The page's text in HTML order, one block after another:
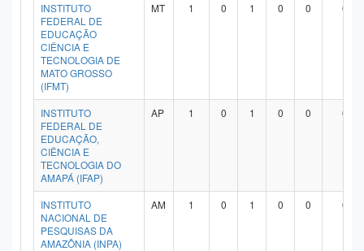
INSTITUTO
FEDERAL DE
EDUCAÇÃO
CIÊNCIA E
TECNOLOGIA DE
MATO GROSSO
(IFMT)
MT 1 0 1 0 0 0
INSTITUTO
FEDERAL DE
EDUCAÇÃO,
CIÊNCIA E
TECNOLOGIA DO
AMAPÁ (IFAP)
AP 1 0 1 0 0 0
INSTITUTO
NACIONAL DE
PESQUISAS DA
AMAZÔNIA (INPA)
AM 1 0 1 0 0 0